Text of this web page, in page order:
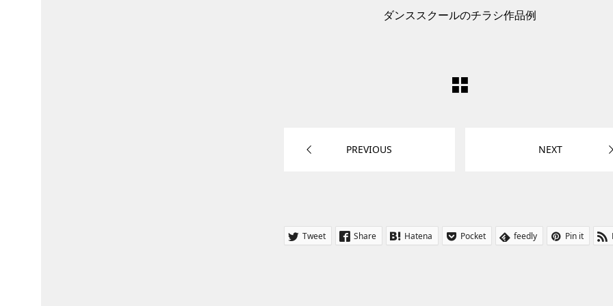
ダンススクールのチラシ作品例
PREVIOUS NEXT
Tweet Share Hatena Pocket feedly Pin it